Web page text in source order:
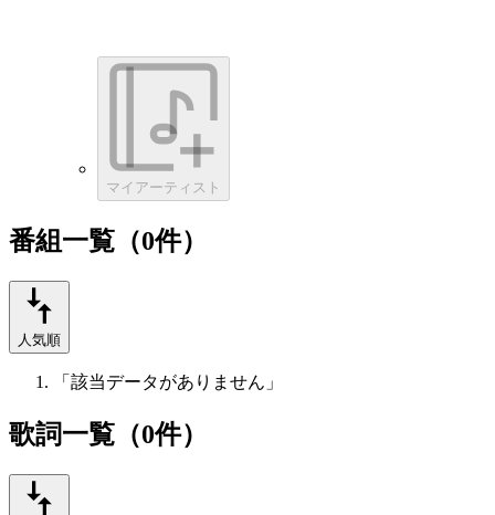
マイアーティスト
番組一覧（0件）
人気順
「該当データがありません」
歌詞一覧（0件）